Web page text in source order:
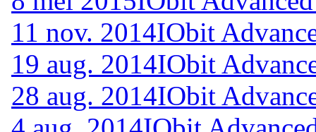
11 nov. 2014IObit
19 aug. 2014IObit
28 aug. 2014IObit